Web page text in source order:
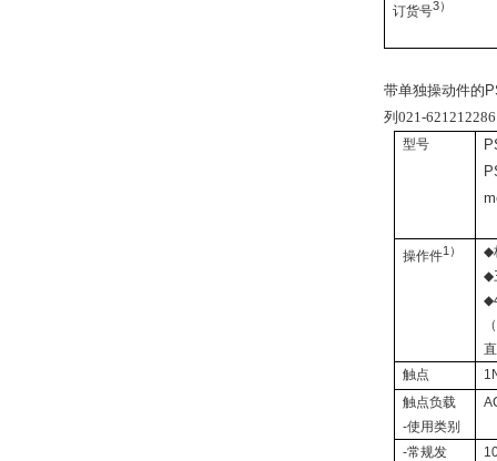
订货号3）
带单独操动件的
列021-
型号
操作件1 ） ◆
◆
◆
（
触点
触点负载
-使用类别
-常规发